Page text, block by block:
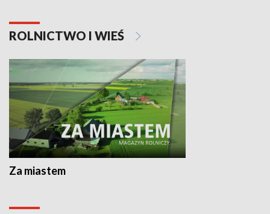
ROLNICTWO I WIEŚ
Za miastem